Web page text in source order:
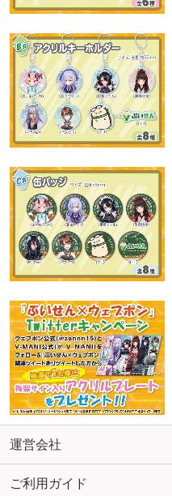
運営会社
ご利用ガイド